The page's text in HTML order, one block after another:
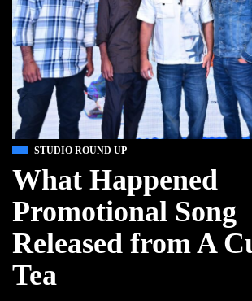
STUDIO ROUND UP
What Happened
Promotional Song
Released from A
Tea